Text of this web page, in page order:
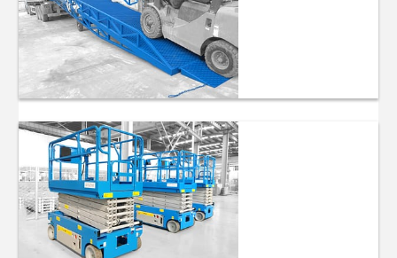
Hydraulisk
dockningsnivå